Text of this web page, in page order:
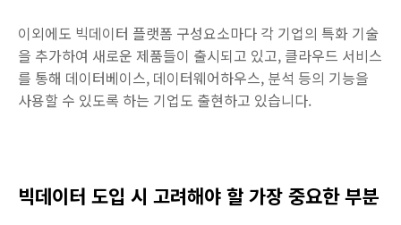
이외에도 빅데이터 플랫폼 구성요소마다 각 기업의 특화 기술
을 추가하여 새로운 제품들이 출시되고 있고, 클라우드 서비스
를 통해 데이터베이스, 데이터웨어하우스, 분석 등의 기능을
사용할 수 있도록 하는 기업도 출현하고 있습니다.
빅데이터 도입 시 고려해야 할 가장 중요한 부분